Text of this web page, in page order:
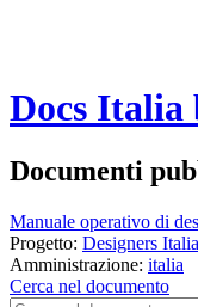
Docs Italia
Documenti
Manuale operativo di
Progetto: Designers Italia
Amministrazione: italia
Cerca nel documento